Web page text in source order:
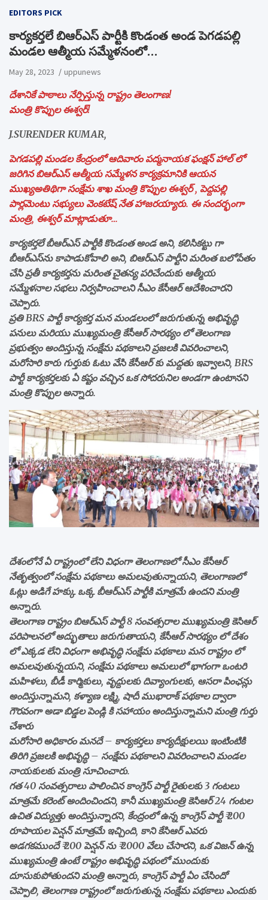
EDITORS PICK
కార్యకర్తలే బిఆర్ఎస్ పార్టీకి కొండంత అండ పెగడపల్లి
మండల ఆత్మీయ సమ్మేళనంలో…
May 28, 2023 uppunews
దేశానికే పాఠాలు నేర్పిస్తున్న రాష్ట్రం తెలంగాణ!
మంత్రి కొప్పుల ఈశ్వర్!
J.SURENDER KUMAR,
పెగడపల్లి మండల కేంద్రంలో ఆదివారం పద్మనాయక ఫంక్షన్ హాల్ లో
జరిగిన బిఆర్ఎస్ ఆత్మీయ సమ్మేళన కార్యక్రమానికి ఆయన
ముఖ్యఅతిథిగా సంక్షేమ శాఖ మంత్రి కొప్పుల ఈశ్వర్ , పెద్దపల్లి
పార్లమెంటు సభ్యులు వెంకటేష్ నేత హాజరయ్యారు. ఈ సందర్భంగా
మంత్రి, ఈశ్వర్ మాట్లాడుతూ…
కార్యకర్తలే బీఆర్‌ఎస్‌ పార్టీకి కొండంత అండ అని, కలిసికట్టు గా
బీఆర్‌ఎస్‌ను కాపాడుకోవాలి అని, బిఆర్ఎస్ పార్టీని మరింత బలోపేతం
చేసి ప్రతీ కార్యకర్తను మరింత చైతన్య పరిచేందుకు ఆత్మీయ
సమ్మేళనాల సభలు నిర్వహించాలని సీఎం కేసీఆర్ ఆదేశించారని
చెప్పారు.
ప్రతి BRS పార్టీ కార్యకర్త మన మండలంలో జరుగుతున్న అభివృద్ధి
పనులు మరియు ముఖ్యమంత్రి కేసీఆర్ సారథ్యం లో తెలంగాణ
ప్రభుత్వం అందిస్తున్న సంక్షేమ పథకాలని ప్రజలకి వివరించాలని,
మరోసారి కారు గుర్తుకు ఓటు వేసి కేసీఆర్ కు మద్దతు ఇవ్వాలని, BRS
పార్టీ కార్యకర్తలకు ఏ కష్టం వచ్చిన ఒక సోదరునిల అండగా ఉంటానని
మంత్రి కొప్పుల అన్నారు.
దేశంలోనే ఏ రాష్ట్రంలో లేని విధంగా తెలంగాణలో సీఎం కేసీఆర్‌
నేతృత్వంలో సంక్షేమ పథకాలు అమలవుతున్నాయని, తెలంగాణలో
ఓట్లు అడిగే హక్కు ఒక్క బీఆర్‌ఎస్‌ పార్టీకి మాత్రమే ఉందని మంత్రి
అన్నారు.
తెలంగాణ రాష్ట్రం బిఆర్ఎస్ పార్టీ 8 సంవత్సరాల ముఖ్యమంత్రి కెసిఆర్
పరిపాలనలో అద్భుతాలు జరుగుతాయని, కేసీఆర్ సారథ్యం లో దేశం
లో ఎక్కడ లేని విధంగా అభివృద్ధి సంక్షేమ పథకాలు మన రాష్ట్రం లో
అమలవుతున్నయని, సంక్షేమ పథకాలు అమలులో భాగంగా ఒంటరి
మహిళలు, బీడీ కార్మికులు, వృద్దులకు దివ్యాంగులకు, ఆసరా పింఛన్లు
అందిస్తున్నామని, కళ్యాణ లక్ష్మి, షాదీ ముభారాక్ పథకాల ద్వారా
గౌరవంగా అడా బిడ్డల పెండ్లి కి సహాయం అందిస్తున్నామని మంత్రి గుర్తు
చేశారు
మరోసారి అధికారం మనదే – కార్యకర్తలు కార్యదీక్షులయి ఇంటింటికి
తిరిగి ప్రజలకి అభివృద్ధి – సంక్షేమ పథకాలని వివరించాలని మండల
నాయకులకు మంత్రి సూచించారు.
గత 40 సంవత్సరాలు పాలించిన కాంగ్రెస్ పార్టీ రైతులకు 3 గంటలు
మాత్రమే కరెంట్ అందించిందని, కానీ ముఖ్యమంత్రి కెసిఆర్ 24 గంటల
ఉచిత విద్యుత్తు అందిస్తున్నారని, కేంద్రంలో ఉన్న కాంగ్రెస్ పార్టీ ₹ 200
రూపాయల పెన్షన్ మాత్రమే ఇచ్చింది, కాని కేసిఆర్ ఎవరు
అడగకముందే ₹ 200 పెన్షన్ ను ₹ 2000 వేలు చేసారని, ఒక విజన్ ఉన్న
ముఖ్యమంత్రి ఉంటే రాష్ట్రం అభివృద్ధి పథంలో ముందుకు
దూసుకుపోతుందని మంత్రి అన్నారు, కాంగ్రెస్ పార్టీ ఏం చేసిందో
చెప్పాలి, తెలంగాణ రాష్ట్రంలో జరుగుతున్న సంక్షేమ పథకాలు ఎందుకు